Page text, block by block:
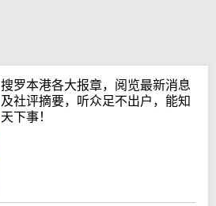
搜罗本港各大报章，阅览最新消息
及社评摘要，听众足不出户，能知
天下事！